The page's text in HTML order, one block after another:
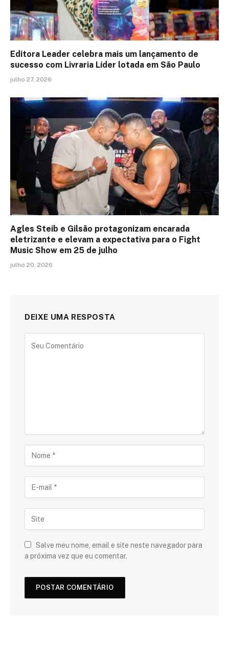
Editora Leader celebra mais um lançamento de
sucesso com Livraria Líder lotada em São Paulo
julho 27, 2026
Agles Steib e Gilsão protagonizam encarada
eletrizante e elevam a expectativa para o Fight
Music Show em 25 de julho
julho 20, 2026
DEIXE UMA RESPOSTA
Salve meu nome, email e site neste navegador para
a próxima vez que eu comentar.